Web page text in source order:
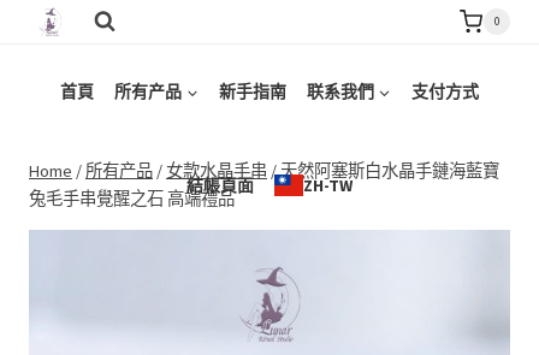
content
0
首頁 所有产品 新手指南 联系我們 支付方式
結帳頁面 ZH-TW
Home / 所有产品 /女款水晶手串 /天然阿塞斯白水晶手鏈海藍寶
兔毛手串覺醒之石 高端禮品